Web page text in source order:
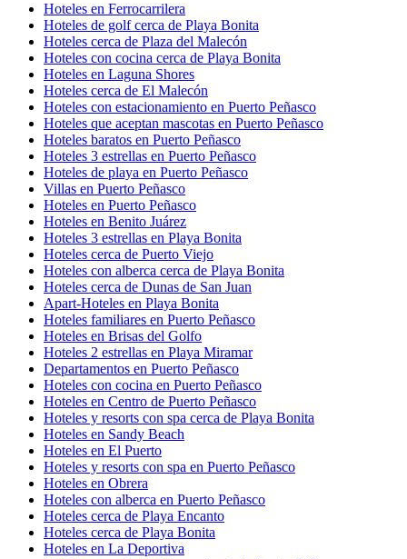
Hoteles en Ferrocarrilera
Hoteles de golf cerca de Playa Bonita
Hoteles cerca de Plaza del Malecón
Hoteles con cocina cerca de Playa Bonita
Hoteles en Laguna Shores
Hoteles cerca de El Malecón
Hoteles con estacionamiento en Puerto Peñasco
Hoteles que aceptan mascotas en Puerto Peñasco
Hoteles baratos en Puerto Peñasco
Hoteles 3 estrellas en Puerto Peñasco
Hoteles de playa en Puerto Peñasco
Villas en Puerto Peñasco
Hoteles en Puerto Peñasco
Hoteles en Benito Juárez
Hoteles 3 estrellas en Playa Bonita
Hoteles cerca de Puerto Viejo
Hoteles con alberca cerca de Playa Bonita
Hoteles cerca de Dunas de San Juan
Apart-Hoteles en Playa Bonita
Hoteles familiares en Puerto Peñasco
Hoteles en Brisas del Golfo
Hoteles 2 estrellas en Playa Miramar
Departamentos en Puerto Peñasco
Hoteles con cocina en Puerto Peñasco
Hoteles en Centro de Puerto Peñasco
Hoteles y resorts con spa cerca de Playa Bonita
Hoteles en Sandy Beach
Hoteles en El Puerto
Hoteles y resorts con spa en Puerto Peñasco
Hoteles en Obrera
Hoteles con alberca en Puerto Peñasco
Hoteles cerca de Playa Encanto
Hoteles cerca de Playa Bonita
Hoteles en La Deportiva